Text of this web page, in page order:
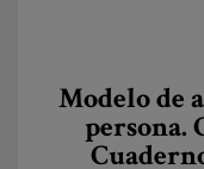
Modelo de
persona.